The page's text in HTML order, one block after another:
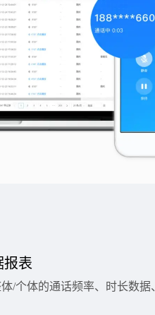
报表
/个体的通话频率、时长数据